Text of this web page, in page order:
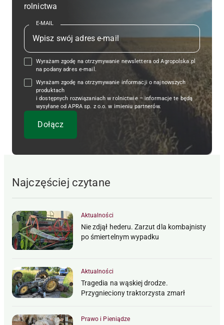
rolnictwa
E-MAIL
Wyrażam zgodę na otrzymywanie newslettera od Agropolska.pl
na podany adres e-mail.
Wyrażam zgodę na otrzymywanie informacji o najnowszych
produktach
i dostępnych rozwiązaniach w rolnictwie – informacje te będą
wysyłane od APRA sp. z o.o. w imieniu partnerów.
Najczęściej czytane
Aktualności
Nie zdjął hederu. Zarzut dla kombajnisty
po śmiertelnym wypadku
Aktualności
Tragedia na wąskiej drodze.
Przygnieciony traktorzysta zmarł
Prawo i Pieniądze